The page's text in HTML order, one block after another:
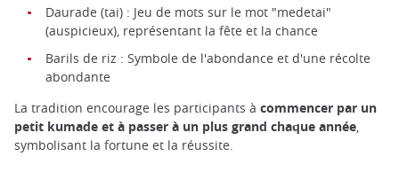
Daurade (tai) : Jeu de mots sur le mot "medetai"
(auspicieux), représentant la fête et la chance
Barils de riz : Symbole de l'abondance et d'une récolte
abondante
La tradition encourage les participants à commencer par un
petit kumade et à passer à un plus grand chaque année,
symbolisant la fortune et la réussite.